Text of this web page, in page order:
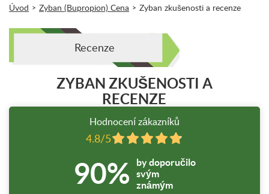
Úvod > Zyban (Bupropion) Cena > Zyban zkušenosti a recenze
Recenze
ZYBAN ZKUŠENOSTI A
RECENZE
Hodnocení zákazníků
4.8/5
90%
by doporučilo
svým
známým